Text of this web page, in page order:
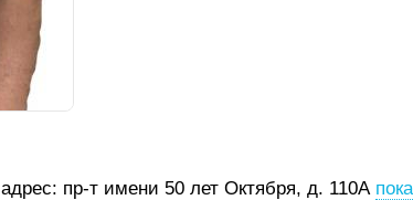
адрес: пр-т имени 50 лет Октября, д. 110А